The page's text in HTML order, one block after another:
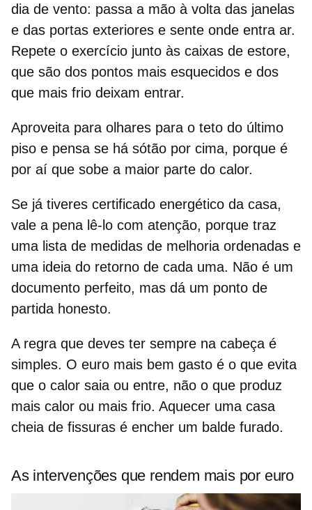
dia de vento: passa a mão à volta das janelas
e das portas exteriores e sente onde entra ar.
Repete o exercício junto às caixas de estore,
que são dos pontos mais esquecidos e dos
que mais frio deixam entrar.
Aproveita para olhares para o teto do último
piso e pensa se há sótão por cima, porque é
por aí que sobe a maior parte do calor.
Se já tiveres certificado energético da casa,
vale a pena lê-lo com atenção, porque traz
uma lista de medidas de melhoria ordenadas e
uma ideia do retorno de cada uma. Não é um
documento perfeito, mas dá um ponto de
partida honesto.
A regra que deves ter sempre na cabeça é
simples. O euro mais bem gasto é o que evita
que o calor saia ou entre, não o que produz
mais calor ou mais frio. Aquecer uma casa
cheia de fissuras é encher um balde furado.
As intervenções que rendem mais por euro